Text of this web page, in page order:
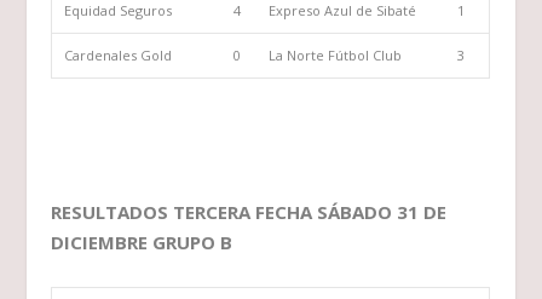
Equidad Seguros 4 Expreso Azul de Sibaté 1
Cardenales Gold 0 La Norte Fútbol Club 3
RESULTADOS TERCERA FECHA SÁBADO 31 DE
DICIEMBRE GRUPO B